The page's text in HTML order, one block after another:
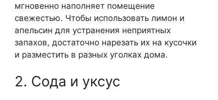
мгновенно наполняет помещение
свежестью. Чтобы использовать лимон и
апельсин для устранения неприятных
запахов, достаточно нарезать их на кусочки
и разместить в разных уголках дома.
2. Сода и уксус